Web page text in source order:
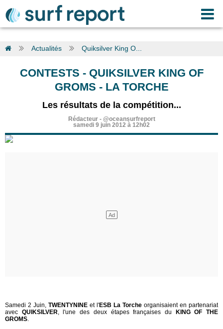
Actualités Quiksilver King O...
CONTESTS - QUIKSILVER KING OF
GROMS - LA TORCHE
Les résultats de la compétition...
Rédacteur- @oceansurfreport
samedi 9 juin 2012 à 12h02
Samedi 2 Juin, TWENTYNINE et l'ESB La Torche organisaient en partenariat
avec QUIKSILVER, l'une des deux étapes françaises du
KING OF THE
GROMS.